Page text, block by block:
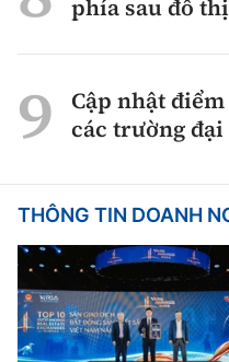
phía sau đô
Cập nhật
các trường
THÔNG TIN DOANH